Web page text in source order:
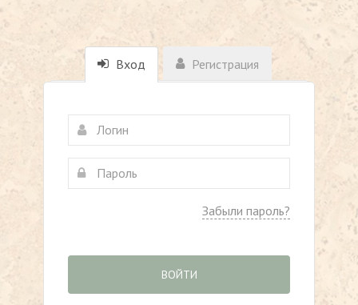
Вход Регистрация
Забыли пароль?
ВОЙТИ